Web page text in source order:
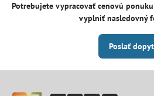
Potrebujete vypracovať cenovú
vyplniť nasledovný
Poslať dopyt